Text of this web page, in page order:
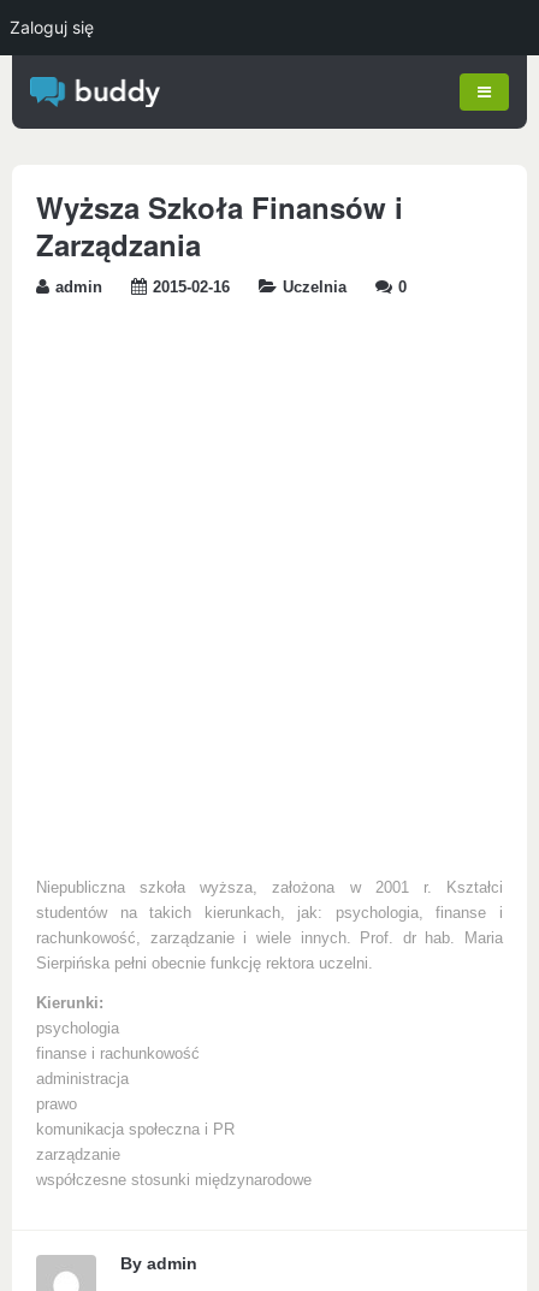
Wyższa Szkoła Finansów i
Zarządzania
admin 2015-02-16 Uczelnia 0
Niepubliczna szkoła wyższa, założona w 2001 r. Kształci
studentów na takich kierunkach, jak: psychologia, finanse i
rachunkowość, zarządzanie i wiele innych. Prof. dr hab. Maria
Sierpińska pełni obecnie funkcję rektora uczelni.
Kierunki:
psychologia
finanse i rachunkowość
administracja
prawo
komunikacja społeczna i PR
zarządzanie
współczesne stosunki międzynarodowe
By admin
Zaloguj się